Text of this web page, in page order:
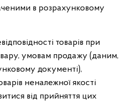
в розрахунковому
товарів при
умовам продажу (даним,
документі),
неналежної якості
від прийняття цих